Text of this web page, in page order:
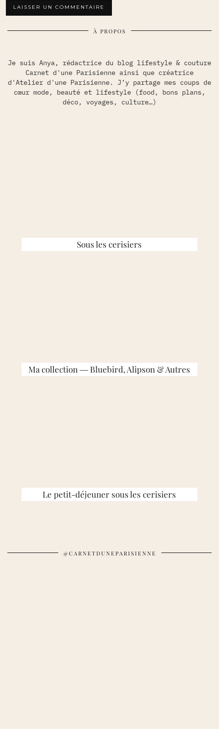
À PROPOS
Je suis Anya, rédactrice du blog lifestyle & couture
Carnet d'une Parisienne ainsi que créatrice
d'Atelier d'une Parisienne. J’y partage mes coups de
cœur mode, beauté et lifestyle (food, bons plans,
déco, voyages, culture…)
Sous les cerisiers
Ma collection ― Bluebird, Alipson & Autres
Le petit-déjeuner sous les cerisiers
@CARNETDUNEPARISIENNE